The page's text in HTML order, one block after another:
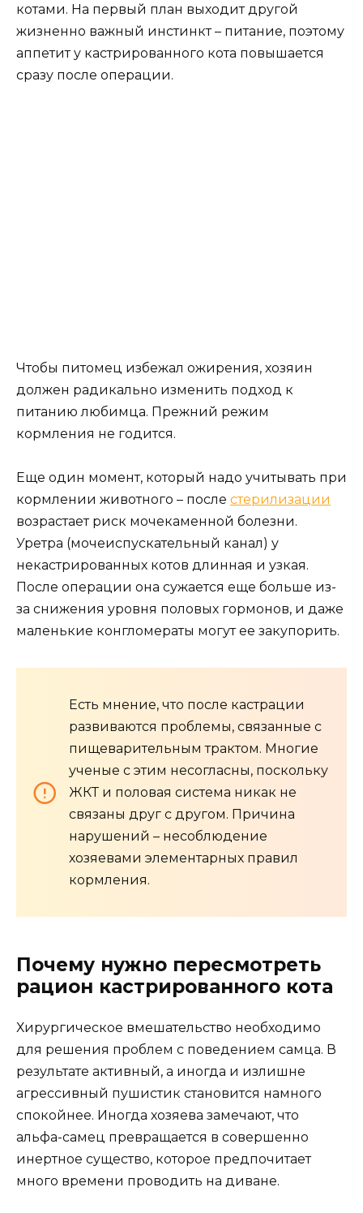
котами. На первый план выходит другой
жизненно важный инстинкт – питание, поэтому
аппетит у кастрированного кота повышается
сразу после операции.
Чтобы питомец избежал ожирения, хозяин
должен радикально изменить подход к
питанию любимца. Прежний режим
кормления не годится.
Еще один момент, который надо учитывать при
кормлении животного – после стерилизации
возрастает риск мочекаменной болезни.
Уретра (мочеиспускательный канал) у
некастрированных котов длинная и узкая.
После операции она сужается еще больше из-
за снижения уровня половых гормонов, и даже
маленькие конгломераты могут ее закупорить.
Есть мнение, что после кастрации
развиваются проблемы, связанные с
пищеварительным трактом. Многие
ученые с этим несогласны, поскольку
ЖКТ и половая система никак не
связаны друг с другом. Причина
нарушений – несоблюдение
хозяевами элементарных правил
кормления.
Почему нужно пересмотреть
рацион кастрированного кота
Хирургическое вмешательство необходимо
для решения проблем с поведением самца. В
результате активный, а иногда и излишне
агрессивный пушистик становится намного
спокойнее. Иногда хозяева замечают, что
альфа-самец превращается в совершенно
инертное существо, которое предпочитает
много времени проводить на диване.